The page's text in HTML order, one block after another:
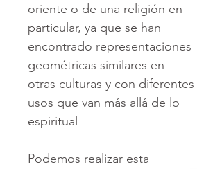
oriente o de una religión en
particular, ya que se han
encontrado representaciones
geométricas similares en
otras culturas y con diferentes
usos que van más allá de lo
espiritual
Podemos realizar esta